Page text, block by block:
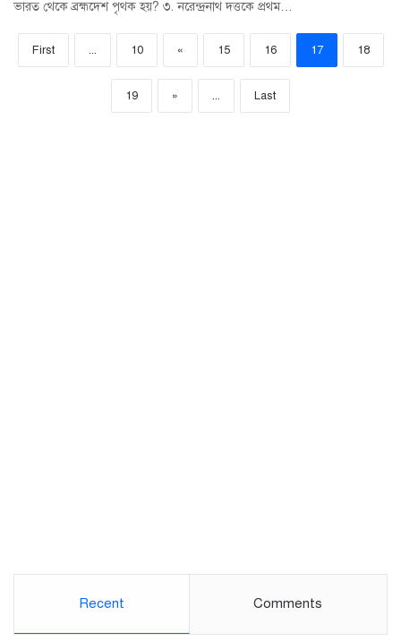
ভারত থেকে ব্রহ্মদেশ পৃথক হয়? ৩. নরেন্দ্রনাথ দত্তকে প্রথম…
First ... 10 « 15 16 17 18
19 » ... Last
Recent Comments